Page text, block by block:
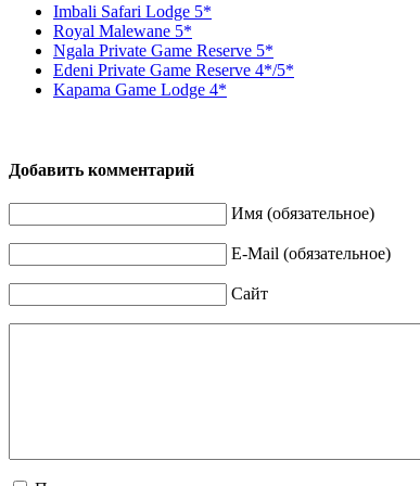
Imbali Safari Lodge 5*
Royal Malewane 5*
Ngala Private Game Reserve 5*
Edeni Private Game Reserve 4*/5*
Kapama Game Lodge 4*
Добавить комментарий
Имя (обязательное)
E-Mail (обязательное)
Сайт